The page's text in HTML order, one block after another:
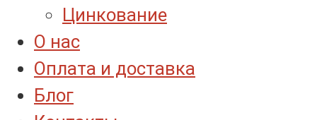
Цинкование
О нас
Оплата и доставка
Блог